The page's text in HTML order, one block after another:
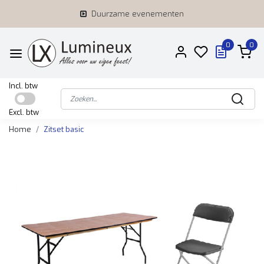
Duurzame evenementen
0 0
Incl. btw
Excl. btw
Home
Zitset basic